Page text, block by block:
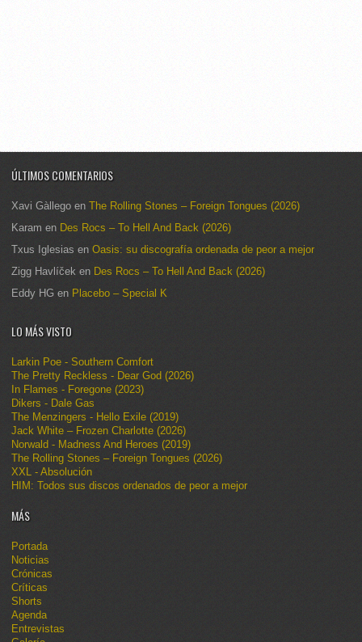
ÚLTIMOS COMENTARIOS
Xavi Gàllego en The Rolling Stones – Foreign Tongues (2026)
Karam en Des Rocs – To Hell And Back (2026)
Txus Iglesias en Oasis: su discografía ordenada de peor a mejor
Zigg Havlíček en Des Rocs – To Hell And Back (2026)
Eddy HG en Placebo – Special K
LO MÁS VISTO
Larkin Poe - Southern Comfort
The Pretty Reckless - Dear God (2026)
In Flames - Foregone (2023)
Dikers - Dale Gas
The Menzingers - Hello Exile (2019)
Jack White – Frozen Charlotte (2026)
Norwald - Madness And Heroes (2019)
The Rolling Stones – Foreign Tongues (2026)
XXL - Absolución
HIM: Todos sus discos ordenados de peor a mejor
MÁS
Portada
Noticias
Crónicas
Críticas
Shorts
Agenda
Entrevistas